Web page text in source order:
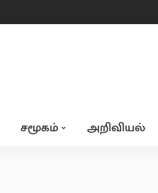
சமூகம் அறிவியல்